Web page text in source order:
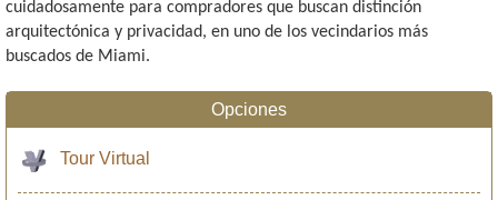
cuidadosamente para compradores que buscan distinción
arquitectónica y privacidad, en uno de los vecindarios más
buscados de Miami.
Opciones
Tour Virtual